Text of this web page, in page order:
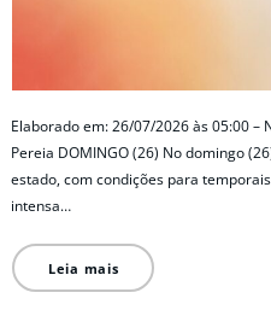
Elaborado em: 26/07/2026 às 05:00
Pereia DOMINGO (26) No domingo
estado, com condições para
intensa…
Leia mais